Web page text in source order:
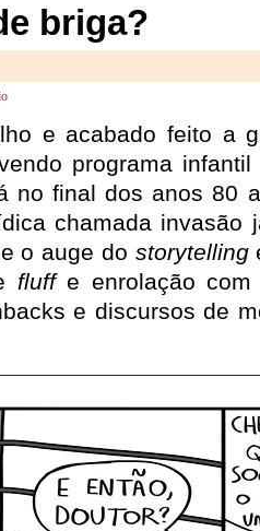
briga?
e acabado feito a
programa infantil
no final dos anos 80
chamada invasão
o auge do storytelling
fluffe enrolação com
e discursos de